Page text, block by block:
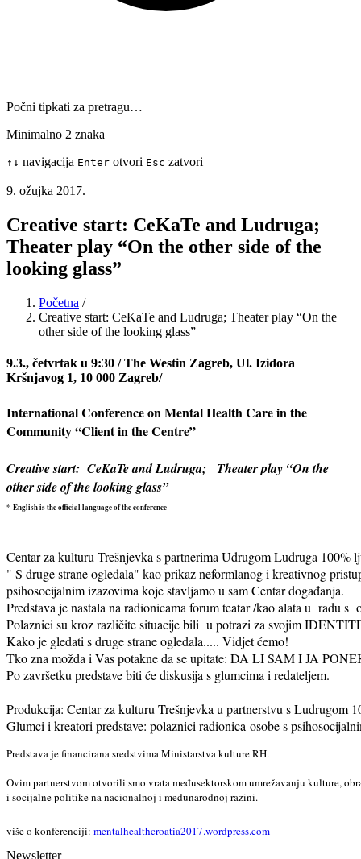
Počni tipkati za pretragu…
Minimalno 2 znaka
↑ ↓ navigacija Enter otvori Esc zatvori
9. ožujka 2017.
Creative start: CeKaTe and Ludruga;
Theater play “On the other side of the
looking glass”
Početna /
Creative start: CeKaTe and Ludruga; Theater play “On the
other side of the looking glass”
9.3., četvrtak u 9:30 /The Westin Zagreb, Ul. Izidora
Kršnjavog 1, 10 000 Zagreb/
International Conference on Mental Health Care in the
Community “Client in the Centre”
Creative start: CeKaTe and Ludruga; Theater play “On the
other side of the looking glass”
* English is the official language of the conference
Centar za kulturu Trešnjevka s partnerima Udrugom Ludruga 100%
" S druge strane ogledala" kao prikaz neformlanog i kreativnog
psihosocijalnim izazovima koje stavljamo u sam Centar događanja.
Predstava je nastala na radionicama forum teatar /kao alata u  radu s
Polaznici su kroz različite situacije bili  u potrazi za svojim
Kako je gledati s druge strane ogledala..... Vidjet ćemo!
Tko zna možda i Vas potakne da se upitate: DA LI SAM I JA
Po završetku predstave biti će diskusija s glumcima i redateljem.
Produkcija: Centar za kulturu Trešnjevka u partnerstvu s Ludrugom
Glumci i kreatori predstave: polaznici radionica-osobe s
Predstava je financirana sredstvima Ministarstva kulture RH.
Ovim partnerstvom otvorili smo vrata međusektorskom umrežavanju kulture,
više o konferenciji: mentalhealthcroatia2017.wordpress.com
Newsletter